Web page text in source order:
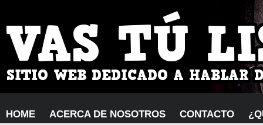
HOME ACERCA DE NOSOTROS CONTACTO